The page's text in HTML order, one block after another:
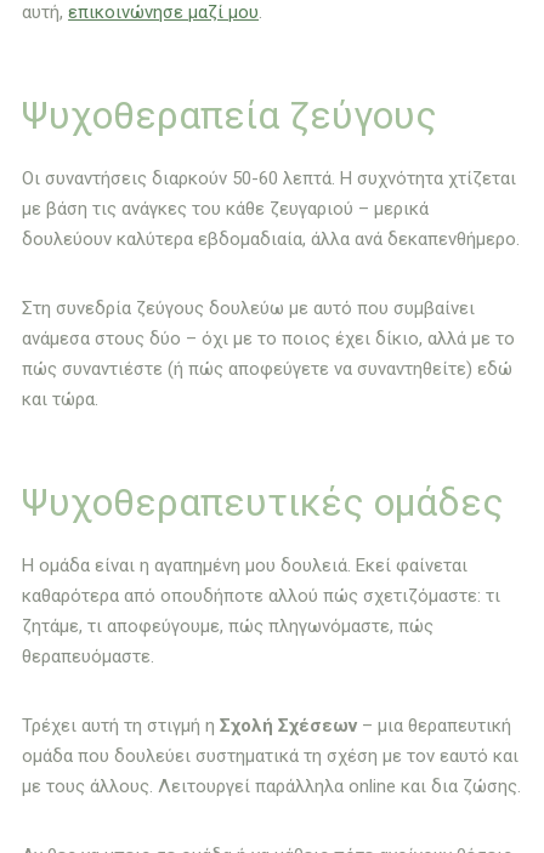
αυτή,επικοινώνησε μαζί μου.
Ψυχοθεραπεία ζεύγους
Οι συναντήσεις διαρκούν 50-60 λεπτά. Η συχνότητα χτίζεται
με βάση τις ανάγκες του κάθε ζευγαριού – μερικά
δουλεύουν καλύτερα εβδομαδιαία, άλλα ανά δεκαπενθήμερο.
Στη συνεδρία ζεύγους δουλεύω με αυτό που συμβαίνει
ανάμεσα στους δύο – όχι με το ποιος έχει δίκιο, αλλά με το
πώς συναντιέστε (ή πώς αποφεύγετε να συναντηθείτε) εδώ
και τώρα.
Ψυχοθεραπευτικές ομάδες
Η ομάδα είναι η αγαπημένη μου δουλειά. Εκεί φαίνεται
καθαρότερα από οπουδήποτε αλλού πώς σχετιζόμαστε: τι
ζητάμε, τι αποφεύγουμε, πώς πληγωνόμαστε, πώς
θεραπευόμαστε.
Τρέχει αυτή τη στιγμή ηΣχολή Σχέσεων – μια θεραπευτική
ομάδα που δουλεύει συστηματικά τη σχέση με τον εαυτό και
με τους άλλους. Λειτουργεί παράλληλα online και δια ζώσης.